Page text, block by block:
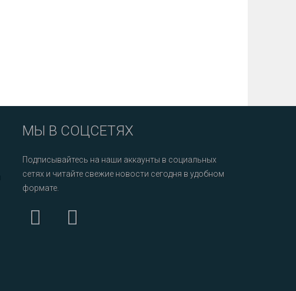
МЫ В СОЦСЕТЯХ
Подписывайтесь на наши аккаунты в социальных
сетях и читайте свежие новости сегодня в удобном
формате.